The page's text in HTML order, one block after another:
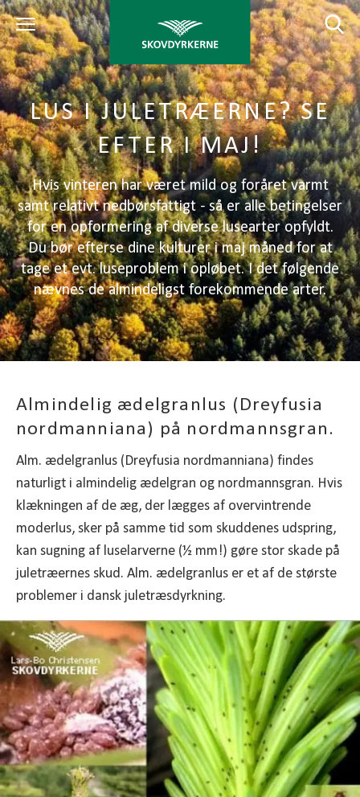
LUS I JULETRÆERNE? SE
EFTER I MAJ!
Hvis vinteren har været mild og foråret varmt
samt relativt nedbørsfattigt - så er alle betingelser
for en opformering af diverse lusearter opfyldt.
Du bør efterse dine kulturer i maj måned for at
tage et evt. luseproblem i opløbet. I det følgende
nævnes de almindeligst forekommende arter.
Almindelig ædelgranlus (Dreyfusia
nordmanniana) på nordmannsgran.
Alm. ædelgranlus (Dreyfusia nordmanniana) findes
naturligt i almindelig ædelgran og nordmannsgran. Hvis
klækningen af de æg, der lægges af overvintrende
moderlus, sker på samme tid som skuddenes udspring,
kan sugning af luselarverne (½ mm!) gøre stor skade på
juletræernes skud. Alm. ædelgranlus er et af de største
problemer i dansk juletræsdyrkning.